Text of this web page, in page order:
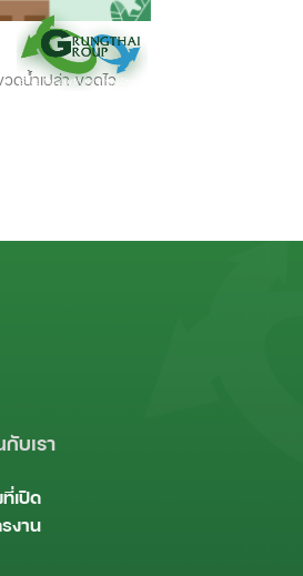
ดน้ำเปล่า ขวดไว
บเรา
เปิด
งาน